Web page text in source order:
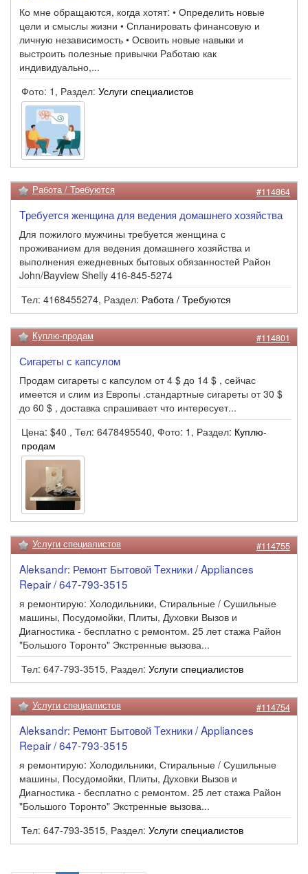
Ко мне обращаются, когда хотят: • Определить новые
цели и смыслы жизни • Спланировать финансовую и
личную независимость • Освоить новые навыки и
выстроить полезные привычки Работаю как
индивидуально,...
Фото: 1, Раздел: Услуги специалистов
Работа / Требуются #114864
Tребуется женщина для ведения домашнего хозяйства
Для пожилого мужчины требуется женщина с
проживанием для ведения домашнего хозяйства и
выполнения ежедневных бытовых обязанностей Район
John/Bayview Shelly 416-845-5274
Тел: 4168455274, Раздел: Работа / Требуются
Куплю-продам #114801
Сигареты с капсулом
Продам сигареты с капсулом от 4 $ до 14 $ , сейчас
имеется и слим из Европы .стандартные сигареты от 30 $
до 60 $ , доставка спрашивает что интересует...
Цена: $40 , Тел: 6478495540, Фото: 1, Раздел: Куплю-
продам
Услуги специалистов #114755
Aleksandr: Ремонт Бытовой Tехники / Appliances
Repair / 647-793-3515
я ремонтирую: Холодильники, Стиральные / Сушильные
машины, Посудомойки, Плиты, Духовки Вызов и
Диагностика - бесплатно с ремонтом. 25 лет стажа Район
"Большого Торонто" Экстренные вызова...
Тел: 647-793-3515, Раздел: Услуги специалистов
Услуги специалистов #114754
Aleksandr: Ремонт Бытовой Tехники / Appliances
Repair / 647-793-3515
я ремонтирую: Холодильники, Стиральные / Сушильные
машины, Посудомойки, Плиты, Духовки Вызов и
Диагностика - бесплатно с ремонтом. 25 лет стажа Район
"Большого Торонто" Экстренные вызова...
Тел: 647-793-3515, Раздел: Услуги специалистов